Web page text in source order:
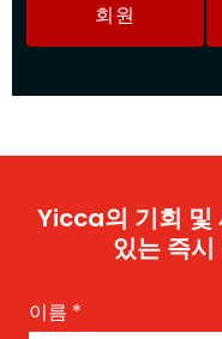
회원
Yicca의 기회 및
있는 즉
이름 *